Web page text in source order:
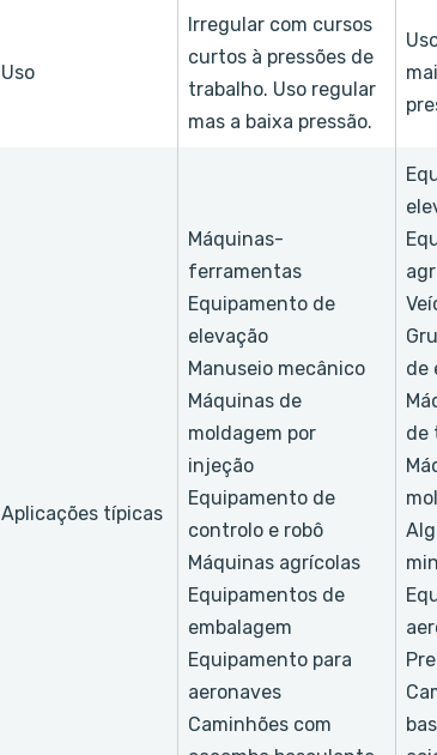
Uso
Irregular com cursos
curtos à pressões de
trabalho. Uso regular
mas a baixa pressão.
Aplicações típicas
Máquinas-
ferramentas
Equipamento de
elevação
Manuseio mecânico
Máquinas de
moldagem por
injeção
Equipamento de
controlo e robô
Máquinas agrícolas
Equipamentos de
embalagem
Equipamento para
aeronaves
Caminhões com
de
de